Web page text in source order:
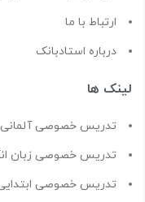
ارتباط با ما
درباره استادبانک
لینک ها
تدریس خصوصی آلمانی
تدریس خصوصی زبان
تدریس خصوصی